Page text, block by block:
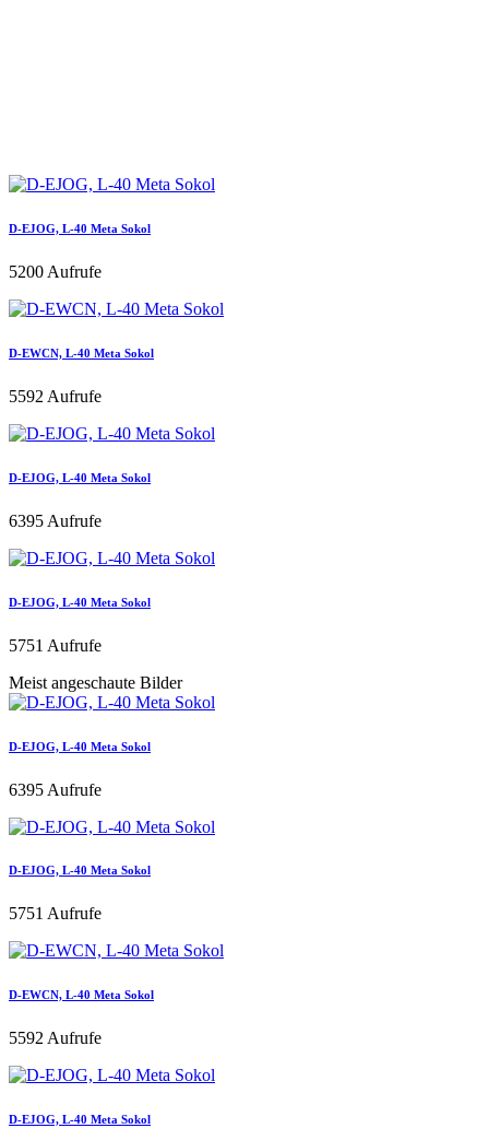
D-EJOG, L-40 Meta Sokol
5200 Aufrufe
D-EWCN, L-40 Meta Sokol
5592 Aufrufe
D-EJOG, L-40 Meta Sokol
6395 Aufrufe
D-EJOG, L-40 Meta Sokol
5751 Aufrufe
Meist angeschaute Bilder
D-EJOG, L-40 Meta Sokol
6395 Aufrufe
D-EJOG, L-40 Meta Sokol
5751 Aufrufe
D-EWCN, L-40 Meta Sokol
5592 Aufrufe
D-EJOG, L-40 Meta Sokol